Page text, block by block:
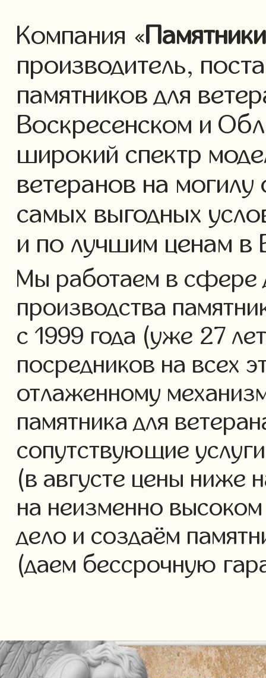
Компания «Памятники
производитель,
памятников для
Воскресенском и
широкий спектр
ветеранов на
самых выгодных
и по лучшим ценам в
Мы работаем в сфере
производства
с 1999 года (уже 27
посредников на всех
отлаженному
памятника для
сопутствующие
(в августе цены ниже
на неизменно
дело и создаём
(даем бессрочную